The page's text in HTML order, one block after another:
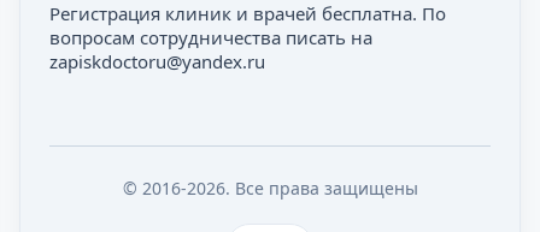
Регистрация клиник и врачей бесплатна. По
вопросам сотрудничества писать на
zapiskdoctoru@yandex.ru
© 2016-2026. Все права защищены